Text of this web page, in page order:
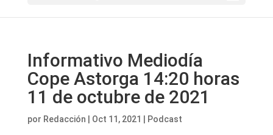
Informativo Mediodía
Cope Astorga 14:20 horas
11 de octubre de 2021
por Redacción Oct 11, 2021 Podcast